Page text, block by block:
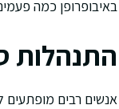
באיבופרופן כמה
התנהלות
אנשים רבים מופתעים